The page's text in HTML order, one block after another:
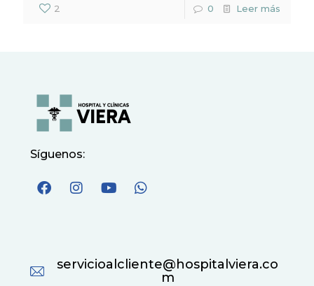
2 0 Leer más
Síguenos:
servicioalcliente@hospitalviera.co
m